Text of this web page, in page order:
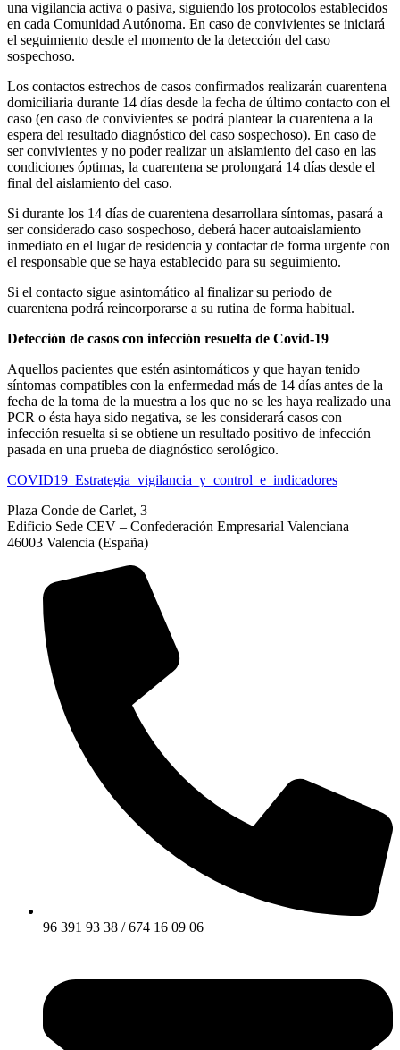
una vigilancia activa o pasiva, siguiendo los protocolos establecidos
en cada Comunidad Autónoma. En caso de convivientes se iniciará
el seguimiento desde el momento de la detección del caso
sospechoso.
Los contactos estrechos de casos confirmados realizarán cuarentena
domiciliaria durante 14 días desde la fecha de último contacto con el
caso (en caso de convivientes se podrá plantear la cuarentena a la
espera del resultado diagnóstico del caso sospechoso). En caso de
ser convivientes y no poder realizar un aislamiento del caso en las
condiciones óptimas, la cuarentena se prolongará 14 días desde el
final del aislamiento del caso.
Si durante los 14 días de cuarentena desarrollara síntomas, pasará a
ser considerado caso sospechoso, deberá hacer autoaislamiento
inmediato en el lugar de residencia y contactar de forma urgente con
el responsable que se haya establecido para su seguimiento.
Si el contacto sigue asintomático al finalizar su periodo de
cuarentena podrá reincorporarse a su rutina de forma habitual.
Detección de casos con infección resuelta de Covid-19
Aquellos pacientes que estén asintomáticos y que hayan tenido
síntomas compatibles con la enfermedad más de 14 días antes de la
fecha de la toma de la muestra a los que no se les haya realizado una
PCR o ésta haya sido negativa, se les considerará casos con
infección resuelta si se obtiene un resultado positivo de infección
pasada en una prueba de diagnóstico serológico.
COVID19_Estrategia_vigilancia_y_control_e_indicadores
Plaza Conde de Carlet, 3
Edificio Sede CEV – Confederación Empresarial Valenciana
46003 Valencia (España)
96 391 93 38 / 674 16 09 06